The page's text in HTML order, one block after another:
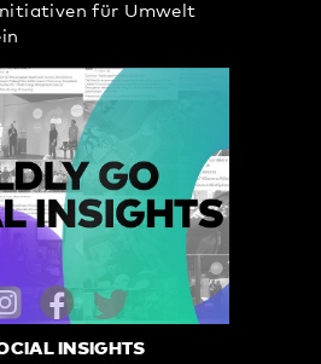
für Umwelt
INSIGHTS